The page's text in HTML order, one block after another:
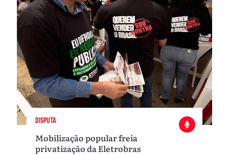
DISPUTA
Mobilização popular freia
privatização da Eletrobras